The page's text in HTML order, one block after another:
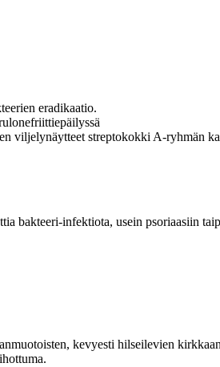
eradikaatio.
viljelynäytteet streptokokki A-ryhmän
bakteeri-infektiota, usein psoriaasiin
kevyesti hilseilevien